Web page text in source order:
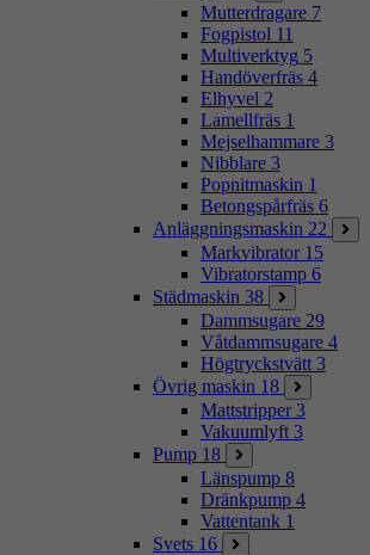
Mutterdragare 7
Fogpistol 11
Multiverktyg 5
Handöverfräs 4
Elhyvel 2
Lamellfräs 1
Mejselhammare 3
Nibblare 3
Popnitmaskin 1
Betongspårfräs 6
Anläggningsmaskin 22
Markvibrator 15
Vibratorstamp 6
Städmaskin 38
Dammsugare 29
Våtdammsugare 4
Högtryckstvätt 3
Övrig maskin 18
Mattstripper 3
Vakuumlyft 3
Pump 18
Länspump 8
Dränkpump 4
Vattentank 1
Svets 16